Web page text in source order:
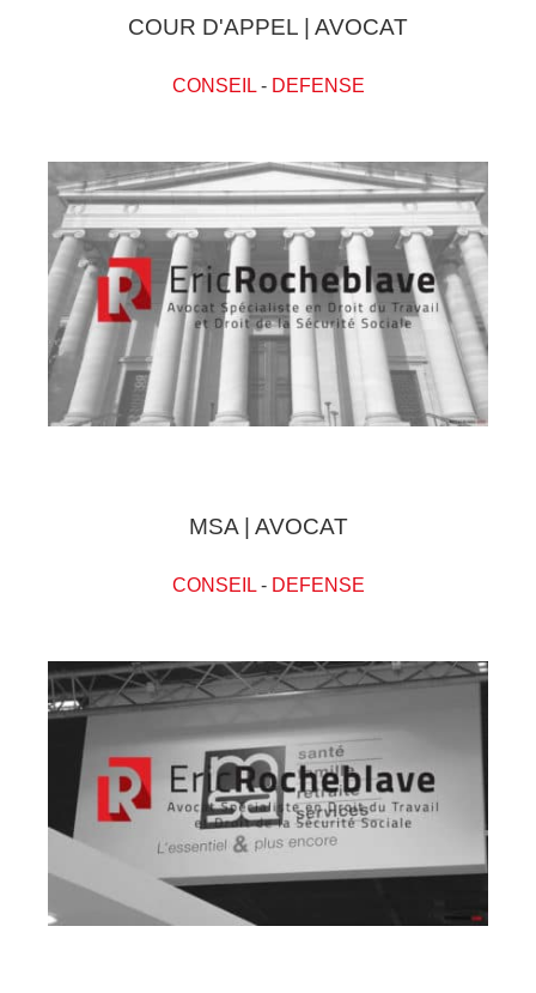
COUR D'APPEL | AVOCAT
CONSEIL- DEFENSE
MSA | AVOCAT
CONSEIL- DEFENSE